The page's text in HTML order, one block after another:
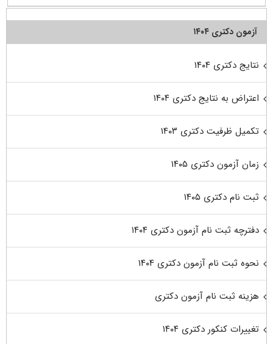
آزمون دکتری ۱۴۰۴
نتایج دکتری ۱۴۰۴
اعتراض به نتایج دکتری ۱۴۰۴
تکمیل ظرفیت دکتری ۱۴۰۳
زمان آزمون دکتری ۱۴۰۵
ثبت نام دکتری ۱۴۰۵
دفترچه ثبت نام آزمون دکتری ۱۴۰۴
نحوه ثبت نام آزمون دکتری ۱۴۰۴
هزینه ثبت نام آزمون دکتری
تغییرات کنکور دکتری ۱۴۰۴